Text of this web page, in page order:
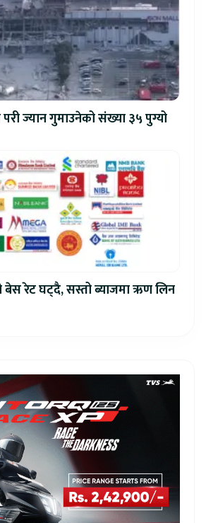
ज्यान गुमाउनेको संख्या ३५ पुग्यो
रेट घट्दै, सस्तो ब्याजमा ऋण लिन